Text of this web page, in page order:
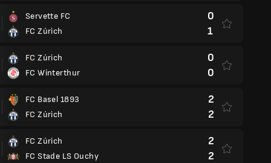
Servette FC
FC Zúrich
0
1
FC Zúrich
FC Winterthur
0
0
FC Basel 1893
FC Zúrich
2
2
FC Zúrich
FC Stade LS Ouchy
2
2